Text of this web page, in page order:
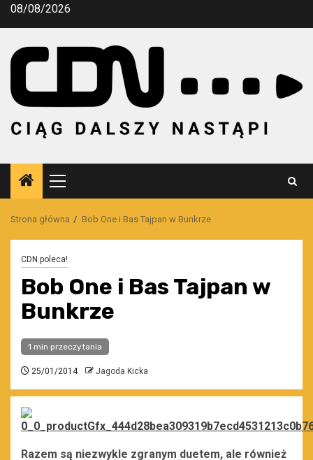
Przejdź
08/08/2026
Menu
główne
Strona główna Bob One i Bas Tajpan w Bunkrze
CDN poleca!
Bob One i Bas Tajpan w
Bunkrze
1 min przeczytania
25/01/2014 Jagoda Kicka
Razem są niezwykle zgranym duetem, ale również